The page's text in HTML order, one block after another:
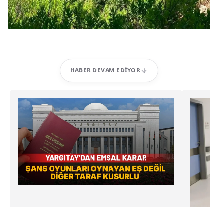
HABER DEVAM EDIYOR